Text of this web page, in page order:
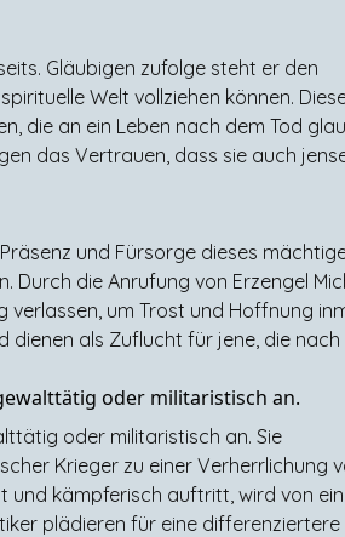
Gläubigen zufolge steht er den
Welt vollziehen können.
die an ein Leben nach dem Tod
das Vertrauen, dass sie auch
und Fürsorge dieses
Durch die Anrufung von Erzengel
um Trost und Hoffnung
dienen als Zuflucht für jene, die nach
oder militaristisch an.
oder militaristisch an. Sie
Krieger zu einer Verherrlichung
und kämpferisch auftritt, wird von
plädieren für eine differenziertere